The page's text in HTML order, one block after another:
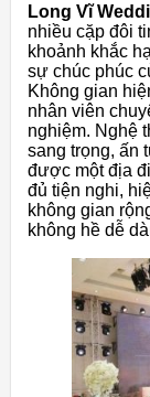
Long Vĩ
nhiều cặp đôi
khoảnh khắc
sự chúc phúc
Không gian
nhân viên
nghiệm. Nghệ
sang trọng, ấn
được một địa
đủ tiện nghi,
không gian
không hề dễ